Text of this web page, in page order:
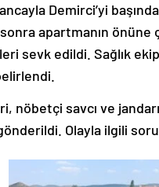
Demirci’yi
sonra apartmanın
sevk edildi. Sağlık
nöbetçi savcı ve
Olayla ilgili